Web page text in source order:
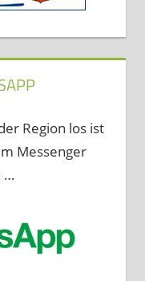
Region los ist
Messenger
…